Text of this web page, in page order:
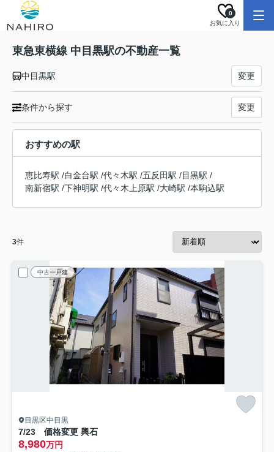
お気に入り
0
東急東横線 中目黒駅の不動産一覧
中目黒駅 変更
条件から探す 変更
おすすめの駅
恵比寿駅 /白金台駅 /代々木駅 /五反田駅 /目黒駅 /
南新宿駅 /下神明駅 /代々木上原駅 /大崎駅 /本駒込駅
3件
中古一戸建
目黒区中目黒
7/23 価格変更 輿石
8,980万円